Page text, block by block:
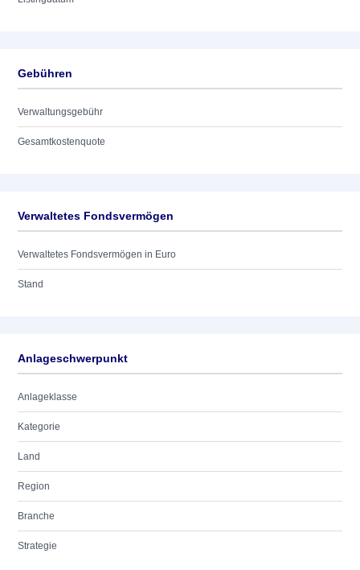
Gebühren
Verwaltungsgebühr
Gesamtkostenquote
Verwaltetes Fondsvermögen
Verwaltetes Fondsvermögen in Euro
Stand
Anlageschwerpunkt
Anlageklasse
Kategorie
Land
Region
Branche
Strategie